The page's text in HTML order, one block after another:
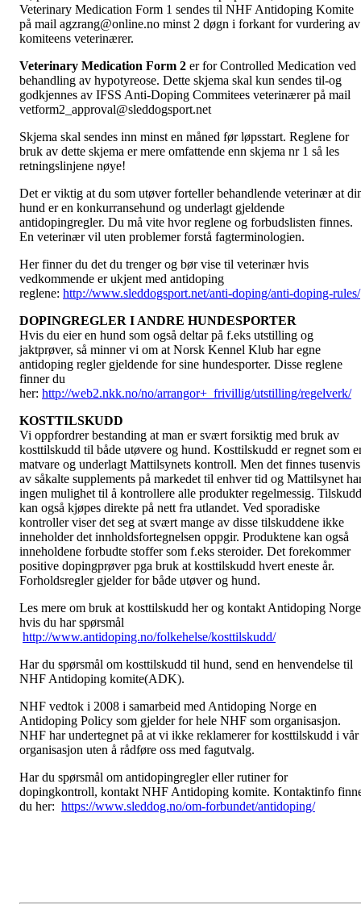
Veterinary Medication Form 1 sendes til NHF Antidoping Komite
på mail agzrang@online.no minst 2 døgn i forkant for vurdering av
komiteens veterinærer.
Veterinary Medication Form 2 er for Controlled Medication ved
behandling av hypotyreose. Dette skjema skal kun sendes til-og
godkjennes av IFSS Anti-Doping Commitees veterinærer på mail
vetform2_approval@sleddogsport.net
Skjema skal sendes inn minst en måned før løpsstart. Reglene for
bruk av dette skjema er mere omfattende enn skjema nr 1 så les
retningslinjene nøye!
Det er viktig at du som utøver forteller behandlende veterinær at
hund er en konkurransehund og underlagt gjeldende
antidopingregler. Du må vite hvor reglene og forbudslisten finnes.
En veterinær vil uten problemer forstå fagterminologien.
Her finner du det du trenger og bør vise til veterinær hvis
vedkommende er ukjent med antidoping
reglene: http://www.sleddogsport.net/anti-doping/anti-doping-rules/
DOPINGREGLER I ANDRE HUNDESPORTER
Hvis du eier en hund som også deltar på f.eks utstilling og
jaktprøver, så minner vi om at Norsk Kennel Klub har egne
antidoping regler gjeldende for sine hundesporter. Disse reglene
finner du
her: http://web2.nkk.no/no/arrangor+_frivillig/utstilling/regelverk/
KOSTTILSKUDD
Vi oppfordrer bestanding at man er svært forsiktig med bruk av
kosttilskudd til både utøvere og hund. Kosttilskudd er regnet som
matvare og underlagt Mattilsynets kontroll. Men det finnes tusenvis
av såkalte supplements på markedet til enhver tid og Mattilsynet
ingen mulighet til å kontrollere alle produkter regelmessig. Tilskudd
kan også kjøpes direkte på nett fra utlandet. Ved sporadiske
kontroller viser det seg at svært mange av disse tilskuddene ikke
inneholder det innholdsfortegnelsen oppgir. Produktene kan også
inneholdene forbudte stoffer som f.eks steroider. Det forekommer
positive dopingprøver pga bruk at kosttilskudd hvert eneste år.
Forholdsregler gjelder for både utøver og hund.
Les mere om bruk at kosttilskudd her og kontakt Antidoping Norge
hvis du har spørsmål
http://www.antidoping.no/folkehelse/kosttilskudd/
Har du spørsmål om kosttilskudd til hund, send en henvendelse til
NHF Antidoping komite(ADK).
NHF vedtok i 2008 i samarbeid med Antidoping Norge en
Antidoping Policy som gjelder for hele NHF som organisasjon.
NHF har undertegnet på at vi ikke reklamerer for kosttilskudd i vår
organisasjon uten å rådføre oss med fagutvalg.
Har du spørsmål om antidopingregler eller rutiner for
dopingkontroll, kontakt NHF Antidoping komite. Kontaktinfo
du her: https://www.sleddog.no/om-forbundet/antidoping/